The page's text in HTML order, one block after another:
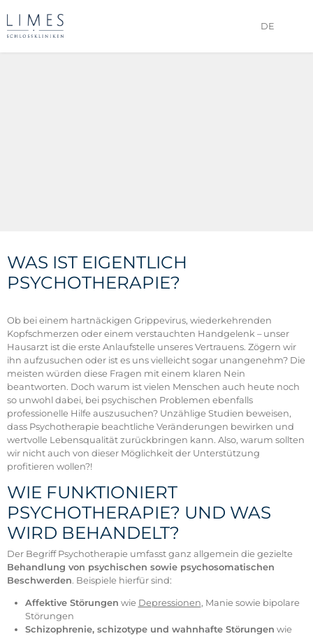
DE
WAS IST EIGENTLICH
PSYCHOTHERAPIE?
Ob bei einem hartnäckigen Grippevirus, wiederkehrenden
Kopfschmerzen oder einem verstauchten Handgelenk – unser
Hausarzt ist die erste Anlaufstelle unseres Vertrauens. Zögern wir
ihn aufzusuchen oder ist es uns vielleicht sogar unangenehm? Die
meisten würden diese Fragen mit einem klaren Nein
beantworten. Doch warum ist vielen Menschen auch heute noch
so unwohl dabei, bei psychischen Problemen ebenfalls
professionelle Hilfe auszusuchen? Unzählige Studien beweisen,
dass Psychotherapie beachtliche Veränderungen bewirken und
wertvolle Lebensqualität zurückbringen kann. Also, warum sollten
wir nicht auch von dieser Möglichkeit der Unterstützung
profitieren wollen?!
WIE FUNKTIONIERT
PSYCHOTHERAPIE? UND WAS
WIRD BEHANDELT?
Der Begriff Psychotherapie umfasst ganz allgemein die gezielte
Behandlung von psychischen sowie psychosomatischen
Beschwerden. Beispiele hierfür sind:
Affektive Störungen wie Depressionen, Manie sowie bipolare
Störungen
Schizophrenie, schizotype und wahnhafte Störungen wie